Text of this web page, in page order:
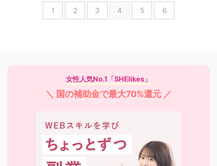
1 2 3 4 5 6
女性人気No.1「SHElikes」
＼ 国の補助金で最大70%還元 ／